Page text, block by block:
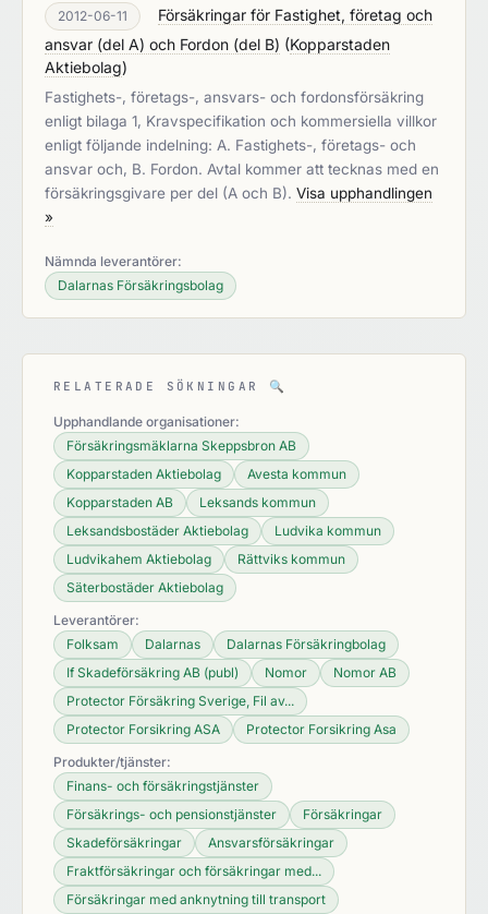
2012-06-11
Försäkringar för Fastighet, företag och
ansvar (del A) och Fordon (del B) (Kopparstaden
Aktiebolag)
Fastighets-, företags-, ansvars- och fordonsförsäkring
enligt bilaga 1, Kravspecifikation och kommersiella villkor
enligt följande indelning: A. Fastighets-, företags- och
ansvar och, B. Fordon. Avtal kommer att tecknas med en
försäkringsgivare per del (A och B). Visa upphandlingen
»
Nämnda leverantörer:
Dalarnas Försäkringsbolag
RELATERADE SÖKNINGAR 🔍
Upphandlande organisationer:
Försäkringsmäklarna Skeppsbron AB
Kopparstaden Aktiebolag
Avesta kommun
Kopparstaden AB
Leksands kommun
Leksandsbostäder Aktiebolag
Ludvika kommun
Ludvikahem Aktiebolag
Rättviks kommun
Säterbostäder Aktiebolag
Leverantörer:
Folksam
Dalarnas
Dalarnas Försäkringbolag
If Skadeförsäkring AB (publ)
Nomor
Nomor AB
Protector Försäkring Sverige, Fil av...
Protector Forsikring ASA
Protector Forsikring Asa
Produkter/tjänster:
Finans- och försäkringstjänster
Försäkrings- och pensionstjänster
Försäkringar
Skadeförsäkringar
Ansvarsförsäkringar
Fraktförsäkringar och försäkringar med...
Försäkringar med anknytning till transport